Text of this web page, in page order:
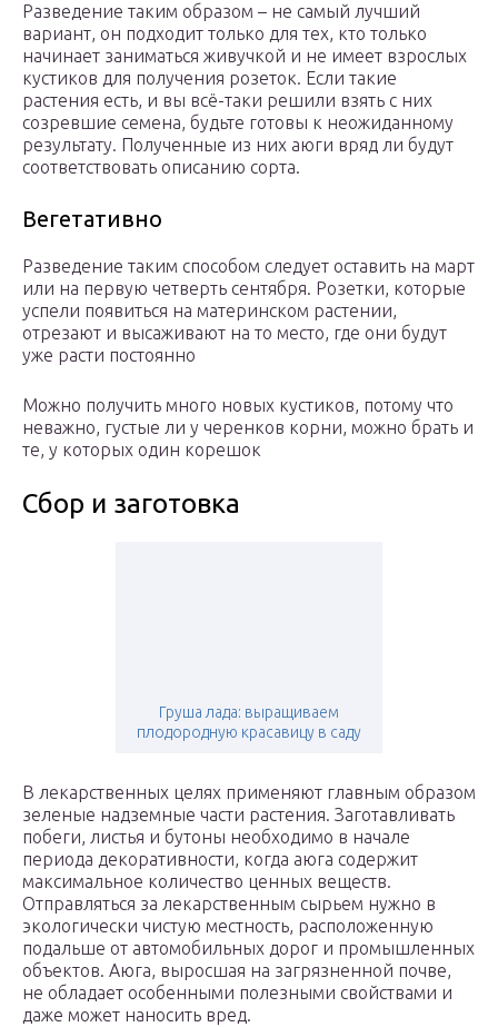
Разведение таким образом – не самый лучший
вариант, он подходит только для тех, кто только
начинает заниматься живучкой и не имеет взрослых
кустиков для получения розеток. Если такие
растения есть, и вы всё-таки решили взять с них
созревшие семена, будьте готовы к неожиданному
результату. Полученные из них аюги вряд ли будут
соответствовать описанию сорта.
Вегетативно
Разведение таким способом следует оставить на март
или на первую четверть сентября. Розетки, которые
успели появиться на материнском растении,
отрезают и высаживают на то место, где они будут
уже расти постоянно
Можно получить много новых кустиков, потому что
неважно, густые ли у черенков корни, можно брать и
те, у которых один корешок
Сбор и заготовка
Груша лада: выращиваем
плодородную красавицу в саду
В лекарственных целях применяют главным образом
зеленые надземные части растения. Заготавливать
побеги, листья и бутоны необходимо в начале
периода декоративности, когда аюга содержит
максимальное количество ценных веществ.
Отправляться за лекарственным сырьем нужно в
экологически чистую местность, расположенную
подальше от автомобильных дорог и промышленных
объектов. Аюга, выросшая на загрязненной почве,
не обладает особенными полезными свойствами и
даже может наносить вред.